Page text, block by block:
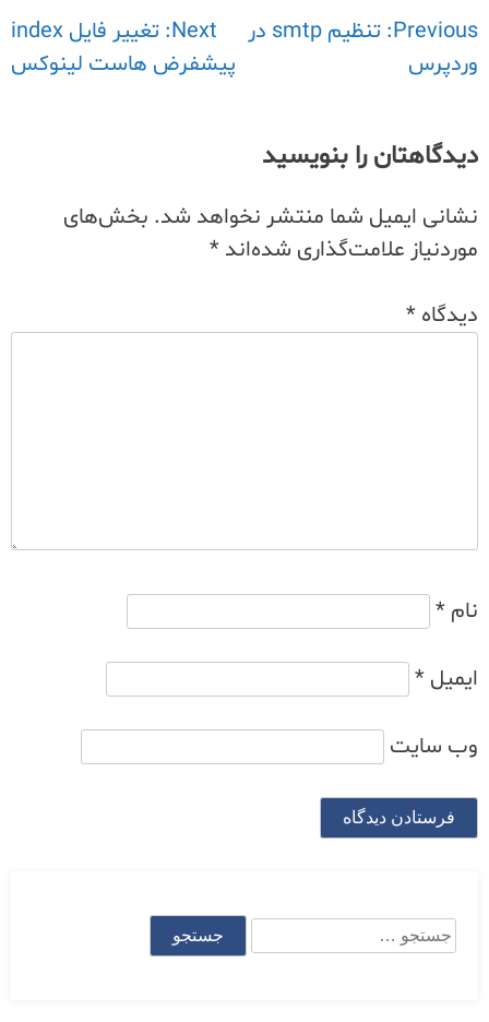
راهبری
نوشته
Previous:
تنظیم smtp در
وردپرس
Next:
تغییر فایل index
پیشفرض هاست لینوکس
دیدگاهتان را بنویسید
نشانی ایمیل شما منتشر نخواهد شد. بخش‌های
موردنیاز علامت‌گذاری شده‌اند *
دیدگاه *
نام *
ایمیل *
وب‌ سایت
جستجو
برای: